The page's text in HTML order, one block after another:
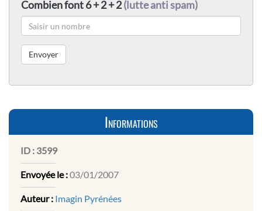
Combien font 6 + 2 + 2(lutte anti spam)
Informations
ID : 3599
Envoyée le :03/01/2007
Auteur : Imagin Pyrénées